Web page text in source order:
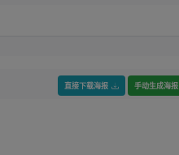
直接下载海报 手动生成海报